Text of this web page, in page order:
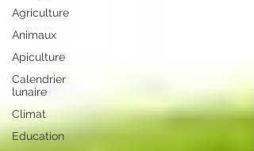
Agriculture
Animaux
Apiculture
Calendrier
lunaire
Climat
Education